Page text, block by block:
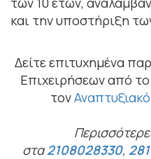
και την υποστήριξη
Δείτε επιτυχημένα
Επιχειρήσεων από
τον
στα2108028330,